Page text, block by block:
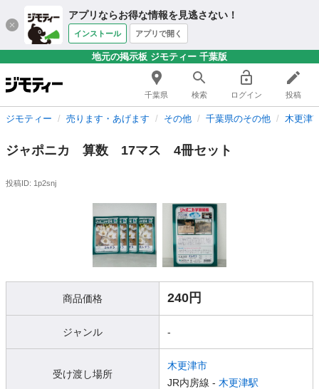
アプリならお得な情報を見逃さない！
インストール アプリで開く
地元の掲示板 ジモティー 千葉版
千葉県 検索 ログイン 投稿
ジモティー 売ります・あげます その他 千葉県のその他 木更津
ジャポニカ 算数 17マス 4冊セット
投稿ID: 1p2snj
商品価格 240円
ジャンル -
受け渡し場所
木更津市
JR内房線 - 木更津駅